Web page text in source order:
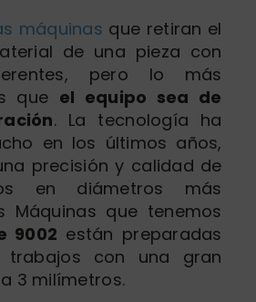
máquinas que retiran el
de una pieza con
pero lo más
que el equipo sea de
. La tecnología ha
en los últimos años,
precisión y calidad de
en diámetros más
Máquinas que tenemos
9002 están preparadas
trabajos con una gran
3 milímetros.